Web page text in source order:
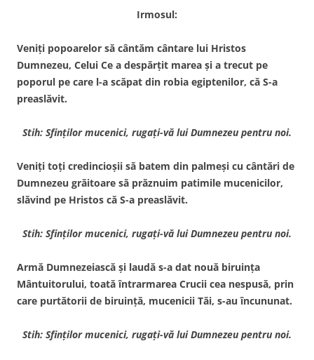
Irmosul:
Veniţi popoarelor să cântăm cântare lui Hristos
Dumnezeu, Celui Ce a despărţit marea şi a trecut pe
poporul pe care l-a scăpat din robia egiptenilor, că S-a
preaslăvit.
Stih: Sfinţilor mucenici, rugaţi-vă lui Dumnezeu pentru noi.
Veniţi toţi credincioşii să batem din palmeşi cu cântări de
Dumnezeu grăitoare să prăznuim patimile mucenicilor,
slăvind pe Hristos că S-a preaslăvit.
Stih: Sfinţilor mucenici, rugaţi-vă lui Dumnezeu pentru noi.
Armă Dumnezeiască şi laudă s-a dat nouă biruinţa
Mântuitorului, toată întrarmarea Crucii cea nespusă, prin
care purtătorii de biruinţă, mucenicii Tăi, s-au încununat.
Stih: Sfinţilor mucenici, rugaţi-vă lui Dumnezeu pentru noi.